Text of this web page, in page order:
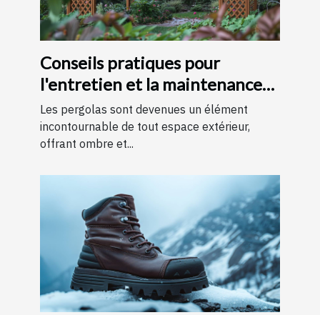
Conseils pratiques pour
l'entretien et la maintenance
des pergolas
Les pergolas sont devenues un élément
incontournable de tout espace extérieur,
offrant ombre et...